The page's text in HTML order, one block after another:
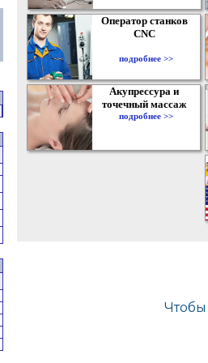
Оператор станков
CNC
подробнее >>
Акупрессура и
точечный массаж
подробнее >>